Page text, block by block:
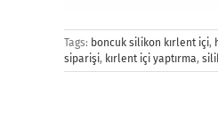
Tags: boncuk silikon kırlent içi,
siparişi, kırlent içi yaptırma,